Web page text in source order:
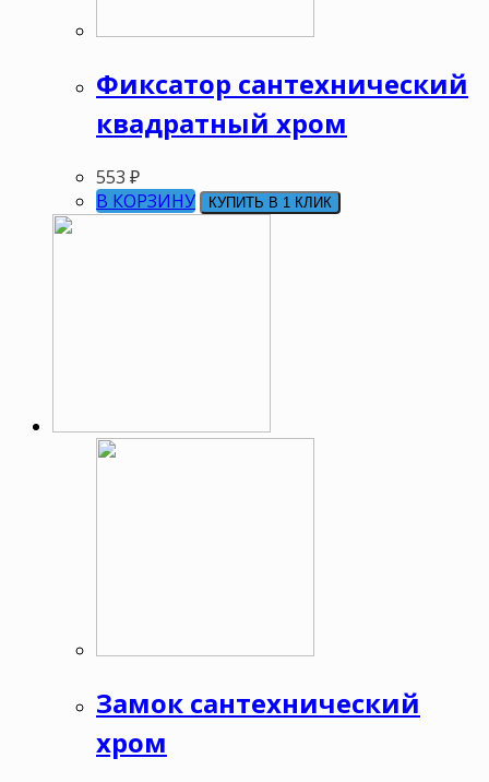
Фиксатор сантехнический
квадратный хром
553 ₽
В КОРЗИНУ
КУПИТЬ В 1 КЛИК
Замок сантехнический
хром